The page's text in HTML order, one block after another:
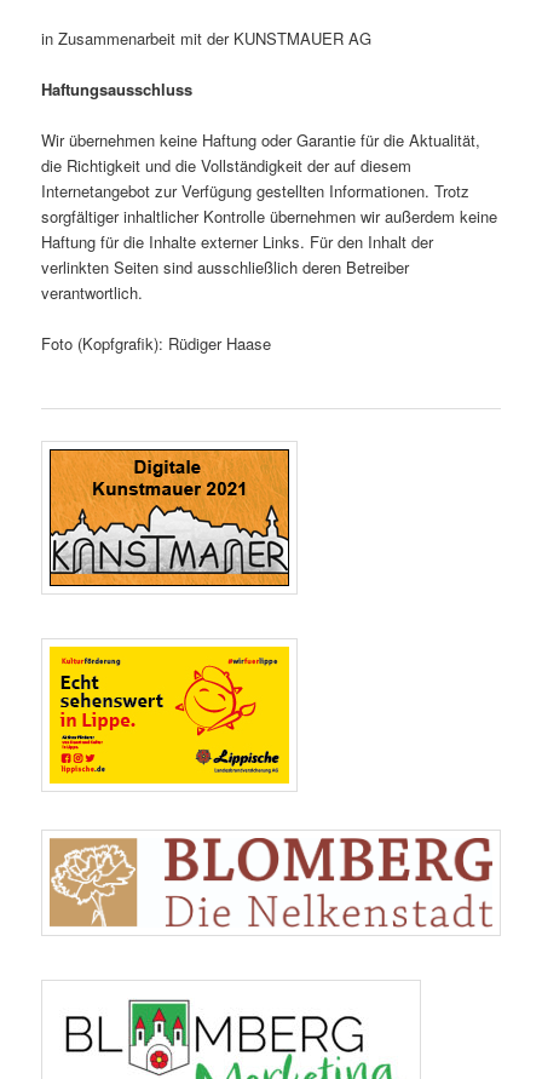
in Zusammenarbeit mit der KUNSTMAUER AG
Haftungsausschluss
Wir übernehmen keine Haftung oder Garantie für die Aktualität,
die Richtigkeit und die Vollständigkeit der auf diesem
Internetangebot zur Verfügung gestellten Informationen. Trotz
sorgfältiger inhaltlicher Kontrolle übernehmen wir außerdem keine
Haftung für die Inhalte externer Links. Für den Inhalt der
verlinkten Seiten sind ausschließlich deren Betreiber
verantwortlich.
Foto (Kopfgrafik): Rüdiger Haase